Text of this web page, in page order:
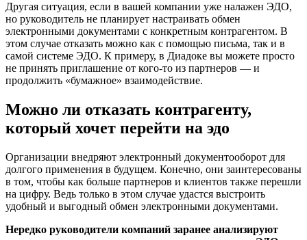
Другая ситуация, если в вашей компании уже налажен ЭДО,
но руководитель не планирует настраивать обмен
электронными документами с конкретным контрагентом. В
этом случае отказать можно как с помощью письма, так и в
самой системе ЭДО. К примеру, в Диадоке вы можете просто
не принять приглашение от кого-то из партнеров — и
продолжить «бумажное» взаимодействие.
Можно ли отказать контрагенту,
который хочет перейти на эдо
Организации внедряют электронный документооборот для
долгого применения в будущем. Конечно, они заинтересованы
в том, чтобы как больше партнеров и клиентов также перешли
на цифру. Ведь только в этом случае удастся выстроить
удобный и выгодный обмен электронными документами.
Нередко руководители компаний заранее анализируют